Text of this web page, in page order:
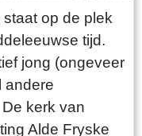
Als je wilde
bakker kwam bij
je was. Je wist
en het
uit behalve de
woonkeuken,
op de plek
tijd.
jong (ongeveer
andere
kerk van
Alde Fryske